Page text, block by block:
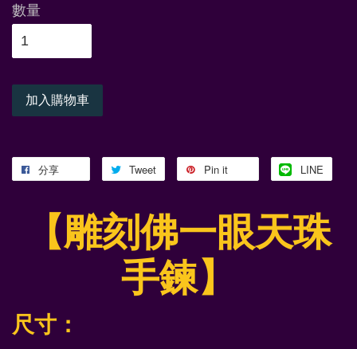
數量
加入購物車
分享 Tweet Pin it LINE
【雕刻佛一眼天珠
手鍊】
尺寸：